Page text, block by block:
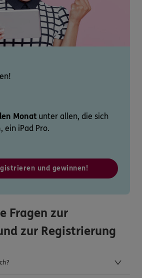
Monat unter allen, die sich
, ein iPad Pro.
und gewinnen!
Fragen zur
zur Registrierung